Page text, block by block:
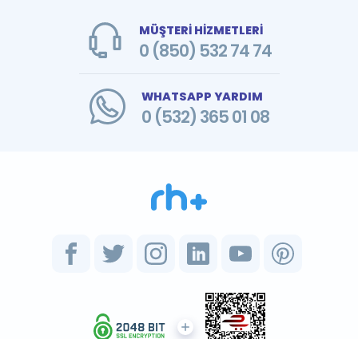
MÜŞTERİ HİZMETLERİ
0 (850) 532 74 74
WHATSAPP YARDIM
0 (532) 365 01 08